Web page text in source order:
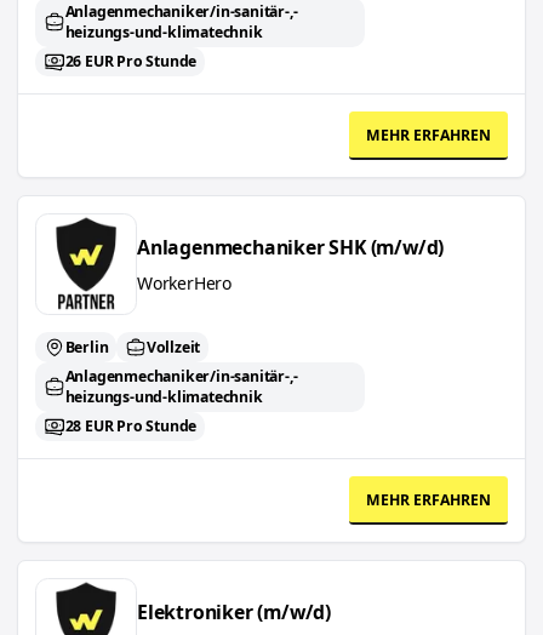
Anlagenmechaniker/in-sanitär-,-
heizungs-und-klimatechnik
26 EUR Pro Stunde
MEHR ERFAHREN
Anlagenmechaniker SHK (m/w/d)
Anlagenmechaniker SHK (m/w/d)
WorkerHero
Berlin
Vollzeit
Anlagenmechaniker/in-sanitär-,-
heizungs-und-klimatechnik
28 EUR Pro Stunde
MEHR ERFAHREN
Elektroniker (m/w/d)
Elektroniker (m/w/d)